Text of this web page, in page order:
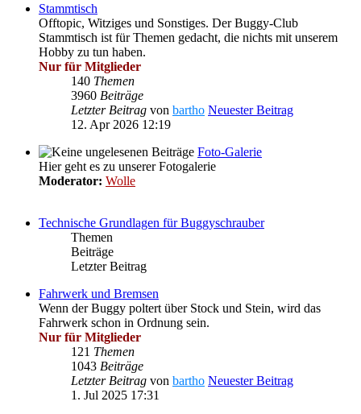
Stammtisch
Offtopic, Witziges und Sonstiges. Der Buggy-Club
Stammtisch ist für Themen gedacht, die nichts mit unserem
Hobby zu tun haben.
Nur für Mitglieder
140 Themen
3960 Beiträge
Letzter Beitrag von bartho Neuester Beitrag
12. Apr 2026 12:19
Foto-Galerie
Hier geht es zu unserer Fotogalerie
Moderator: Wolle
Technische Grundlagen für Buggyschrauber
Themen
Beiträge
Letzter Beitrag
Fahrwerk und Bremsen
Wenn der Buggy poltert über Stock und Stein, wird das
Fahrwerk schon in Ordnung sein.
Nur für Mitglieder
121 Themen
1043 Beiträge
Letzter Beitrag von bartho Neuester Beitrag
1. Jul 2025 17:31